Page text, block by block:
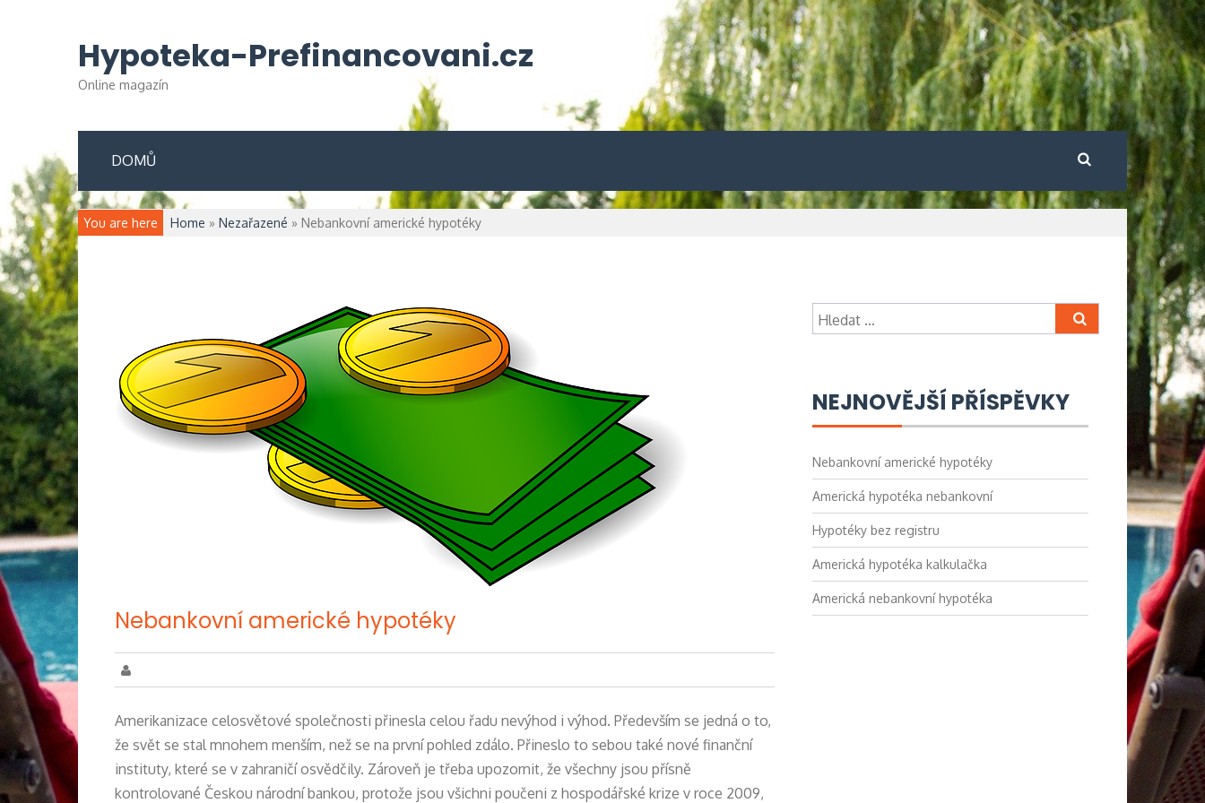
Hypoteka-Prefinancovani.cz
Online magazín
DOMŮ Vyhledávání
You are here Home » Nezařazené » Nebankovní americké hypotéky
Nebankovní americké hypotéky
Amerikanizace celosvětové společnosti přinesla celou řadu nevýhod i výhod. Především se jedná o to,
že svět se stal mnohem menším, než se na první pohled zdálo. Přineslo to sebou také nové finanční
instituty, které se v zahraničí osvědčily. Zároveň je třeba upozornit, že všechny jsou přísně
kontrolované Českou národní bankou, protože jsou všichni poučeni z hospodářské krize v roce 2009,
Vyhledávání
NEJNOVĚJŠÍ PŘÍSPĚVKY
Nebankovní americké hypotéky
Americká hypotéka nebankovní
Hypotéky bez registru
Americká hypotéka kalkulačka
Americká nebankovní hypotéka